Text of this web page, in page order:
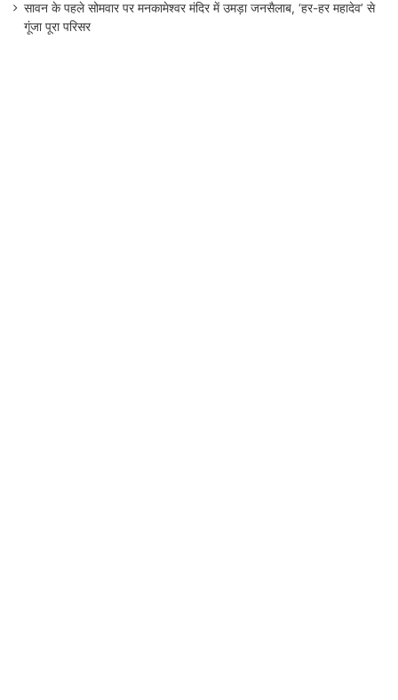
सावन के पहले सोमवार पर मनकामेश्वर मंदिर में उमड़ा जनसैलाब, ‘हर-हर महादेव’ से
गूंजा पूरा परिसर